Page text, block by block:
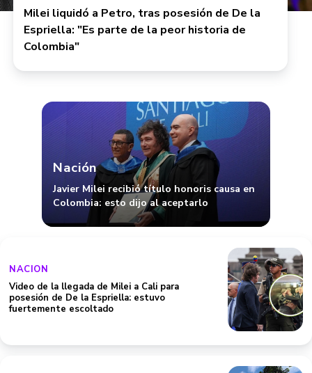
Milei liquidó a Petro, tras posesión de De la
Espriella: "Es parte de la peor historia de
Colombia"
Nación
Javier Milei recibió título honoris causa en
Colombia: esto dijo al aceptarlo
NACION
Video de la llegada de Milei a Cali para
posesión de De la Espriella: estuvo
fuertemente escoltado